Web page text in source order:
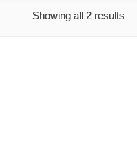
Showing all 2 results